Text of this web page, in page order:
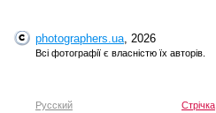
photographers.ua, 2026
Всі фотографії є власністю їх авторів.
Русский
Стрічка